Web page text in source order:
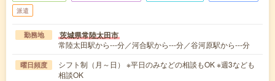
派遣
勤務地 茨城県常陸太田市
常陸太田駅から---分／河合駅から---分／谷河原駅から---分
曜日頻度
シフト制（月～日） ※平日のみなどの相談もOK ※週3なども
相談OK